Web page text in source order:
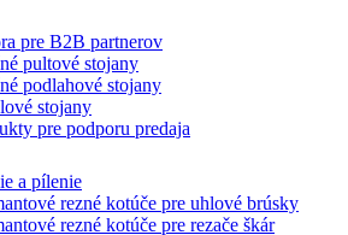
pre B2B partnerov
pultové stojany
podlahové stojany
stojany
pre podporu predaja
a pílenie
rezné kotúče pre uhlové brúsky
rezné kotúče pre rezače škár